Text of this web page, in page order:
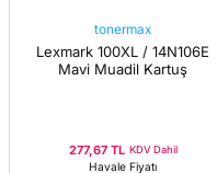
tonermax
Lexmark 100XL / 14N106E
Mavi Muadil Kartuş
277,67 TL KDV Dahil
Havale Fiyatı